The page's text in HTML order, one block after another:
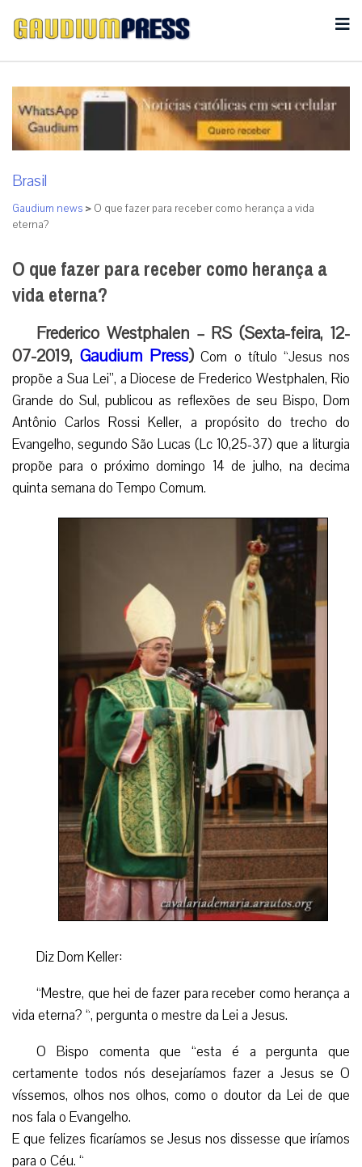
Brasil
Gaudium news > O que fazer para receber como herança a vida
eterna?
O que fazer para receber como herança a
vida eterna?
Frederico Westphalen – RS (Sexta-feira, 12-
07-2019,Gaudium Press) Com o título “Jesus nos
propõe a Sua Lei”, a Diocese de Frederico Westphalen, Rio
Grande do Sul, publicou as reflexões de seu Bispo, Dom
Antônio Carlos Rossi Keller, a propósito do trecho do
Evangelho, segundo São Lucas (Lc 10,25-37) que a liturgia
propõe para o próximo domingo 14 de julho, na decima
quinta semana do Tempo Comum.
Diz Dom Keller:
“Mestre, que hei de fazer para receber como herança a
vida eterna? “, pergunta o mestre da Lei a Jesus.
O Bispo comenta que “esta é a pergunta que
certamente todos nós desejaríamos fazer a Jesus se O
víssemos, olhos nos olhos, como o doutor da Lei de que
nos fala o Evangelho.
E que felizes ficaríamos se Jesus nos dissesse que iríamos
para o Céu. “